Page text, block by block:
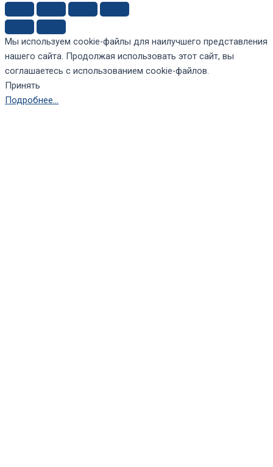
Мы используем cookie-файлы для наилучшего представления
нашего сайта. Продолжая использовать этот сайт, вы
соглашаетесь с использованием cookie-файлов.
Принять
Подробнее…